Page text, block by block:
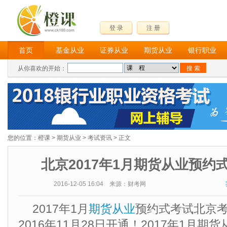
登 录 注 册
首页 基金从业 证券从业 期货从业 银行职业
从你喜欢的开始：
您的位置： 橙课 > 期货从业 > 考试资讯 > 正文
北京2017年1月期货从业预约
2016-12-05 16:04 来源：财考网
2017年1月期货从业预约式考试北京